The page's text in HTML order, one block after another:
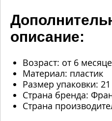
описание:
Возраст: от 6
Материал: пластик
Размер упаковки:
Страна бренда:
Страна